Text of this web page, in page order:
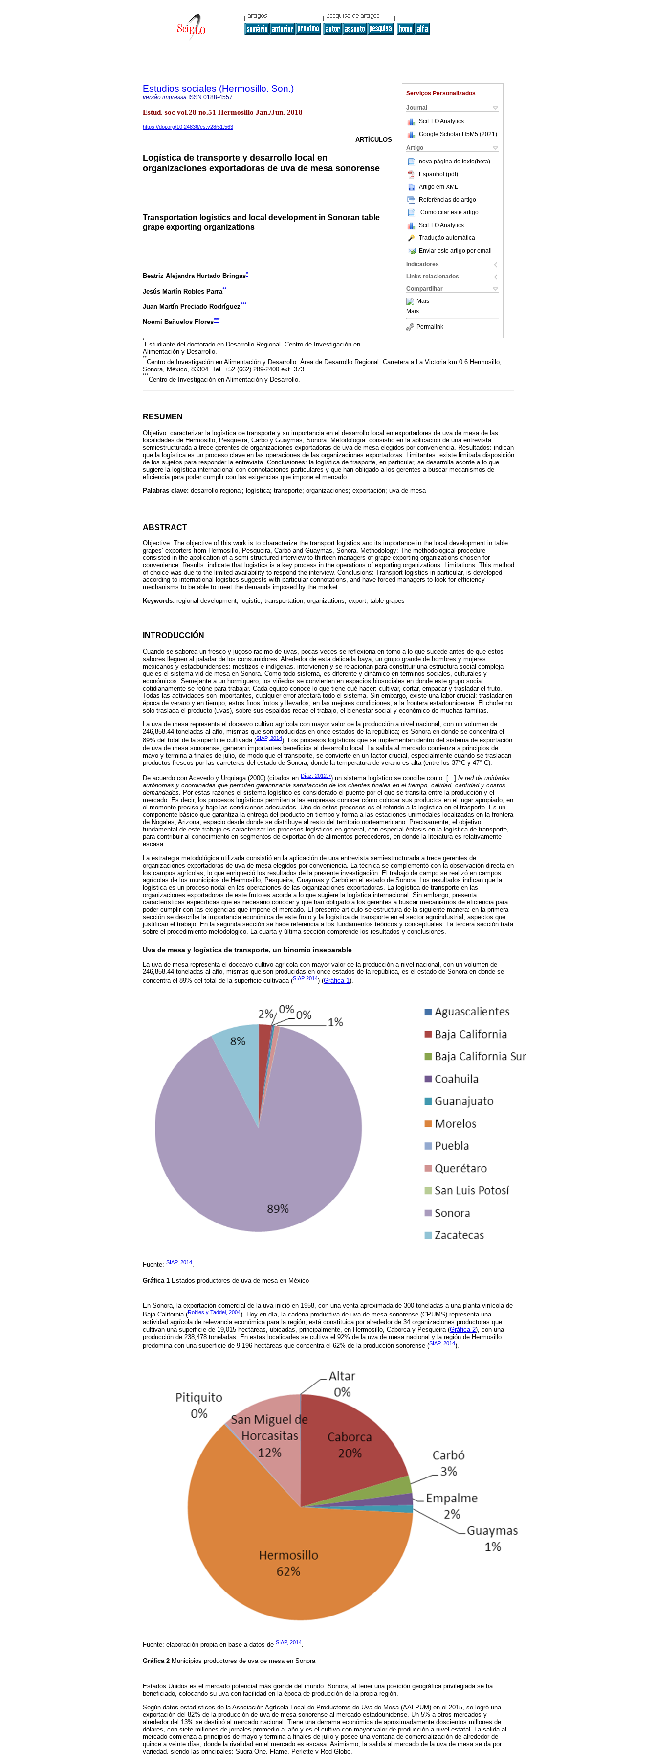
Serviços Personalizados
Journal
SciELO Analytics
Google Scholar H5M5 (2021 )
Artigo
nova página do texto(beta)
Espanhol (pdf)
Artigo em XML
Referências do artigo
Como citar este artigo
SciELO Analytics
Tradução automática
Enviar este artigo por email
Indicadores
Links relacionados
Compartilhar
Mais
Mais
Permalink
Estudios sociales (Hermosillo, Son.)
versão impressa ISSN 0188-4557
Estud. soc vol.28 no.51 Hermosillo Jan./Jun. 2018
https://doi.org/10.24836/es.v28i51.563
ARTÍCULOS
Logística de transporte y desarrollo local en
organizaciones exportadoras de uva de mesa sonorense
Transportation logistics and local development in Sonoran table
grape exporting organizations
Beatriz Alejandra Hurtado Bringas*
Jesús Martín Robles Parra**
Juan Martín Preciado Rodríguez***
Noemí Bañuelos Flores***
*
Estudiante del doctorado en Desarrollo Regional. Centro de Investigación en
Alimentación y Desarrollo.
**
Centro de Investigación en Alimentación y Desarrollo. Área de Desarrollo Regional. Carretera a La Victoria km 0.6 Hermosillo,
Sonora, México, 83304. Tel. +52 (662) 289-2400 ext. 373.
***
Centro de Investigación en Alimentación y Desarrollo.
RESUMEN
Objetivo: caracterizar la logística de transporte y su importancia en el desarrollo local en exportadores de uva de mesa de las
localidades de Hermosillo, Pesqueira, Carbó y Guaymas, Sonora. Metodología: consistió en la aplicación de una entrevista
semiestructurada a trece gerentes de organizaciones exportadoras de uva de mesa elegidos por conveniencia. Resultados: indican
que la logística es un proceso clave en las operaciones de las organizaciones exportadoras. Limitantes: existe limitada disposición
de los sujetos para responder la entrevista. Conclusiones: la logística de trasporte, en particular, se desarrolla acorde a lo que
sugiere la logística internacional con connotaciones particulares y que han obligado a los gerentes a buscar mecanismos de
eficiencia para poder cumplir con las exigencias que impone el mercado.
Palabras clave: desarrollo regional; logística; transporte; organizaciones; exportación; uva de mesa
ABSTRACT
Objective: The objective of this work is to characterize the transport logistics and its importance in the local development in table
grapes’ exporters from Hermosillo, Pesqueira, Carbó and Guaymas, Sonora. Methodology: The methodological procedure
consisted in the application of a semi-structured interview to thirteen managers of grape exporting organizations chosen for
convenience. Results: indicate that logistics is a key process in the operations of exporting organizations. Limitations: This method
of choice was due to the limited availability to respond the interview. Conclusions: Transport logistics in particular, is developed
according to international logistics suggests with particular connotations, and have forced managers to look for efficiency
mechanisms to be able to meet the demands imposed by the market.
Keywords: regional development; logistic; transportation; organizations; export; table grapes
INTRODUCCIÓN
Cuando se saborea un fresco y jugoso racimo de uvas, pocas veces se reflexiona en torno a lo que sucede antes de que estos
sabores lleguen al paladar de los consumidores. Alrededor de esta delicada baya, un grupo grande de hombres y mujeres:
mexicanos y estadounidenses; mestizos e indígenas, intervienen y se relacionan para constituir una estructura social compleja
que es el sistema vid de mesa en Sonora. Como todo sistema, es diferente y dinámico en términos sociales, culturales y
económicos. Semejante a un hormiguero, los viñedos se convierten en espacios biosociales en donde este grupo social
cotidianamente se reúne para trabajar. Cada equipo conoce lo que tiene qué hacer: cultivar, cortar, empacar y trasladar el fruto.
Todas las actividades son importantes, cualquier error afectará todo el sistema. Sin embargo, existe una labor crucial: trasladar en
época de verano y en tiempo, estos finos frutos y llevarlos, en las mejores condiciones, a la frontera estadounidense. El chofer no
sólo traslada el producto (uvas), sobre sus espaldas recae el trabajo, el bienestar social y económico de muchas familias.
La uva de mesa representa el doceavo cultivo agrícola con mayor valor de la producción a nivel nacional, con un volumen de
246,858.44 toneladas al año, mismas que son producidas en once estados de la república; es Sonora en donde se concentra el
89% del total de la superficie cultivada (SIAP, 2014). Los procesos logísticos que se implementan dentro del sistema de exportación
de uva de mesa sonorense, generan importantes beneficios al desarrollo local. La salida al mercado comienza a principios de
mayo y termina a finales de julio, de modo que el transporte, se convierte en un factor crucial, especialmente cuando se trasladan
productos frescos por las carreteras del estado de Sonora, donde la temperatura de verano es alta (entre los 37°C y 47° C).
De acuerdo con Acevedo y Urquiaga (2000) (citados en Díaz, 2012:7) un sistema logístico se concibe como: [...] la red de unidades
autónomas y coordinadas que permiten garantizar la satisfacción de los clientes finales en el tiempo, calidad, cantidad y costos
demandados. Por estas razones el sistema logístico es considerado el puente por el que se transita entre la producción y el
mercado. Es decir, los procesos logísticos permiten a las empresas conocer cómo colocar sus productos en el lugar apropiado, en
el momento preciso y bajo las condiciones adecuadas. Uno de estos procesos es el referido a la logística en el trasporte. Es un
componente básico que garantiza la entrega del producto en tiempo y forma a las estaciones unimodales localizadas en la frontera
de Nogales, Arizona, espacio desde donde se distribuye al resto del territorio norteamericano. Precisamente, el objetivo
fundamental de este trabajo es caracterizar los procesos logísticos en general, con especial énfasis en la logística de transporte,
para contribuir al conocimiento en segmentos de exportación de alimentos perecederos, en donde la literatura es relativamente
escasa.
La estrategia metodológica utilizada consistió en la aplicación de una entrevista semiestructurada a trece gerentes de
organizaciones exportadoras de uva de mesa elegidos por conveniencia. La técnica se complementó con la observación directa en
los campos agrícolas, lo que enriqueció los resultados de la presente investigación. El trabajo de campo se realizó en campos
agrícolas de los municipios de Hermosillo, Pesqueira, Guaymas y Carbó en el estado de Sonora. Los resultados indican que la
logística es un proceso nodal en las operaciones de las organizaciones exportadoras. La logística de transporte en las
organizaciones exportadoras de este fruto es acorde a lo que sugiere la logística internacional. Sin embargo, presenta
características específicas que es necesario conocer y que han obligado a los gerentes a buscar mecanismos de eficiencia para
poder cumplir con las exigencias que impone el mercado. El presente artículo se estructura de la siguiente manera: en la primera
sección se describe la importancia económica de este fruto y la logística de transporte en el sector agroindustrial, aspectos que
justifican el trabajo. En la segunda sección se hace referencia a los fundamentos teóricos y conceptuales. La tercera sección trata
sobre el procedimiento metodológico. La cuarta y última sección comprende los resultados y conclusiones.
Uva de mesa y logística de transporte, un binomio inseparable
La uva de mesa representa el doceavo cultivo agrícola con mayor valor de la producción a nivel nacional, con un volumen de
246,858.44 toneladas al año, mismas que son producidas en once estados de la república, es el estado de Sonora en donde se
concentra el 89% del total de la superficie cultivada (SIAP 2014) (Gráfica 1).
Fuente: SIAP, 2014
Gráfica 1 Estados productores de uva de mesa en México
En Sonora, la exportación comercial de la uva inició en 1958, con una venta aproximada de 300 toneladas a una planta vinícola de
Baja California (Robles y Taddei, 2004). Hoy en día, la cadena productiva de uva de mesa sonorense (CPUMS) representa una
actividad agrícola de relevancia económica para la región, está constituida por alrededor de 34 organizaciones productoras que
cultivan una superficie de 19,015 hectáreas, ubicadas, principalmente, en Hermosillo, Caborca y Pesqueira (Gráfica 2), con una
producción de 238,478 toneladas. En estas localidades se cultiva el 92% de la uva de mesa nacional y la región de Hermosillo
predomina con una superficie de 9,196 hectáreas que concentra el 62% de la producción sonorense (SIAP, 2014).
Fuente: elaboración propia en base a datos de SIAP, 2014.
Gráfica 2 Municipios productores de uva de mesa en Sonora
Estados Unidos es el mercado potencial más grande del mundo. Sonora, al tener una posición geográfica privilegiada se ha
beneficiado, colocando su uva con facilidad en la época de producción de la propia región.
Según datos estadísticos de la Asociación Agrícola Local de Productores de Uva de Mesa (AALPUM) en el 2015, se logró una
exportación del 82% de la producción de uva de mesa sonorense al mercado estadounidense. Un 5% a otros mercados y
alrededor del 13% se destinó al mercado nacional. Tiene una derrama económica de aproximadamente doscientos millones de
dólares, con siete millones de jornales promedio al año y es el cultivo con mayor valor de producción a nivel estatal. La salida al
mercado comienza a principios de mayo y termina a finales de julio y posee una ventana de comercialización de alrededor de
quince a veinte días, donde la rivalidad en el mercado es escasa. Asimismo, la salida al mercado de la uva de mesa se da por
variedad, siendo las principales: Sugra One, Flame, Perlette y Red Globe.